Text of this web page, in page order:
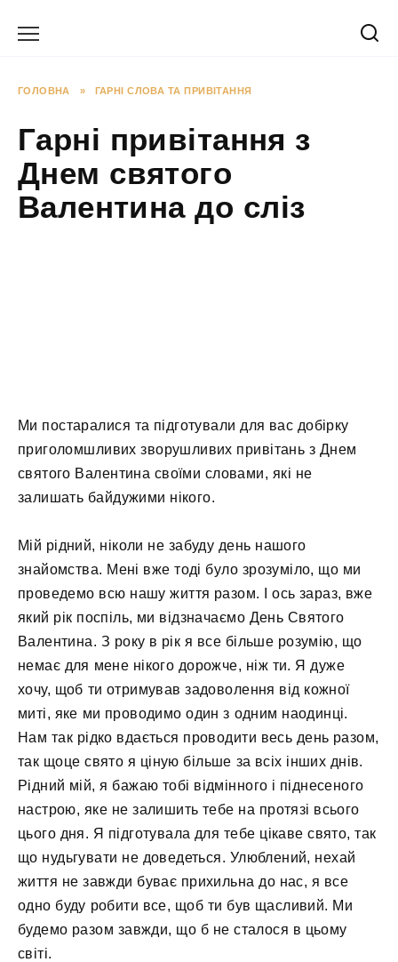
ГОЛОВНА » ГАРНІ СЛОВА ТА ПРИВІТАННЯ
Гарні привітання з
Днем святого
Валентина до сліз
Ми постаралися та підготували для вас добірку
приголомшливих зворушливих привітань з Днем
святого Валентина своїми словами, які не
залишать байдужими нікого.
Мій рідний, ніколи не забуду день нашого
знайомства. Мені вже тоді було зрозуміло, що ми
проведемо всю нашу життя разом. І ось зараз, вже
який рік поспіль, ми відзначаємо День Святого
Валентина. З року в рік я все більше розумію, що
немає для мене нікого дорожче, ніж ти. Я дуже
хочу, щоб ти отримував задоволення від кожної
миті, яке ми проводимо один з одним наодинці.
Нам так рідко вдається проводити весь день разом,
так щоце свято я ціную більше за всіх інших днів.
Рідний мій, я бажаю тобі відмінного і піднесеного
настрою, яке не залишить тебе на протязі всього
цього дня. Я підготувала для тебе цікаве свято, так
що нудьгувати не доведеться. Улюблений, нехай
життя не завжди буває прихильна до нас, я все
одно буду робити все, щоб ти був щасливий. Ми
будемо разом завжди, що б не сталося в цьому
світі.